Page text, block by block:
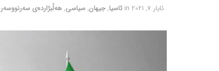
ئایار 7, 2021 in ئاسیا,جیهان,سیاسی,هەڵبژاردەی سەرنووسەر